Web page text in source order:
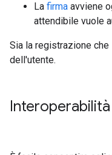
La firma avviene
attendibile vuole
Sia la registrazione
dell'utente.